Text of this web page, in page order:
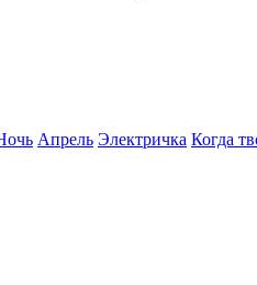
Апрель Электричка Когда